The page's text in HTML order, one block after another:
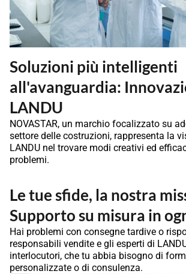
Soluzioni più intelligenti
all'avanguardia:
LANDU
NOVASTAR, un marchio focalizzato su
settore delle costruzioni, rappresenta la
LANDU nel trovare modi creativi ed
problemi.
Le tue sfide, la nostra
Supporto su misura in
Hai problemi con consegne tardive o
responsabili vendite e gli esperti di
interlocutori, che tu abbia bisogno di
personalizzate o di consulenza.